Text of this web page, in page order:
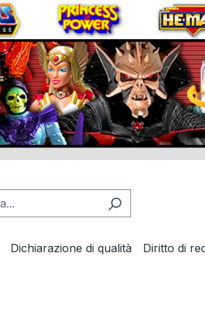
Dichiarazione di qualità Diritto di